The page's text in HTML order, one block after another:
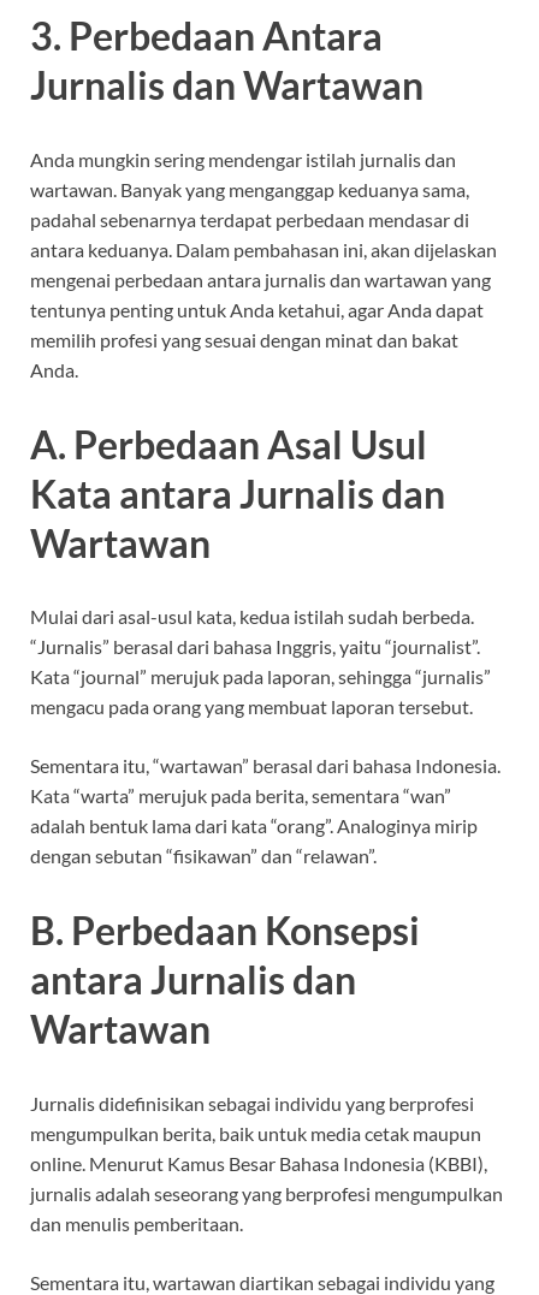
3. Perbedaan Antara
Jurnalis dan Wartawan
Anda mungkin sering mendengar istilah jurnalis dan
wartawan. Banyak yang menganggap keduanya sama,
padahal sebenarnya terdapat perbedaan mendasar di
antara keduanya. Dalam pembahasan ini, akan dijelaskan
mengenai perbedaan antara jurnalis dan wartawan yang
tentunya penting untuk Anda ketahui, agar Anda dapat
memilih profesi yang sesuai dengan minat dan bakat
Anda.
A. Perbedaan Asal Usul
Kata antara Jurnalis dan
Wartawan
Mulai dari asal-usul kata, kedua istilah sudah berbeda.
“Jurnalis” berasal dari bahasa Inggris, yaitu “journalist”.
Kata “journal” merujuk pada laporan, sehingga “jurnalis”
mengacu pada orang yang membuat laporan tersebut.
Sementara itu, “wartawan” berasal dari bahasa Indonesia.
Kata “warta” merujuk pada berita, sementara “wan”
adalah bentuk lama dari kata “orang”. Analoginya mirip
dengan sebutan “fisikawan” dan “relawan”.
B. Perbedaan Konsepsi
antara Jurnalis dan
Wartawan
Jurnalis didefinisikan sebagai individu yang berprofesi
mengumpulkan berita, baik untuk media cetak maupun
online. Menurut Kamus Besar Bahasa Indonesia (KBBI),
jurnalis adalah seseorang yang berprofesi mengumpulkan
dan menulis pemberitaan.
Sementara itu, wartawan diartikan sebagai individu yang